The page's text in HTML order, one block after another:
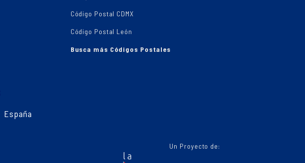
Código Postal CDMX
Código Postal León
Busca más Códigos Postales
España
Un Proyecto de: